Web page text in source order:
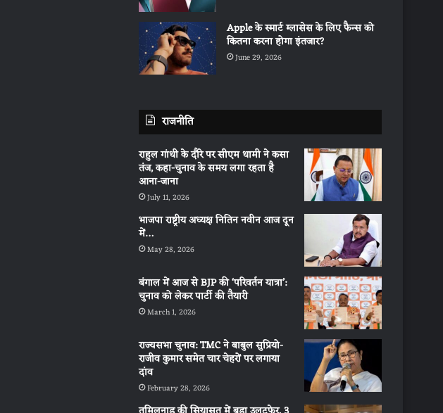
Apple के स्मार्ट ग्लासेस के लिए फैन्स को
कितना करना होगा इंतजार?
June 29, 2026
राजनीति
राहुल गांधी के दौरे पर सीएम धामी ने कसा
तंज, कहा-चुनाव के समय लगा रहता है
आना-जाना
July 11, 2026
भाजपा राष्ट्रीय अध्यक्ष नितिन नवीन आज दून
में…
May 28, 2026
बंगाल में आज से BJP की ‘परिवर्तन यात्रा’:
चुनाव को लेकर पार्टी की तैयारी
March 1, 2026
राज्यसभा चुनाव: TMC ने बाबुल सुप्रियो-
राजीव कुमार समेत चार चेहरों पर लगाया
दांव
February 28, 2026